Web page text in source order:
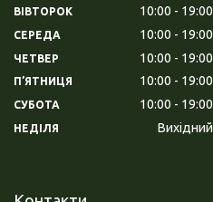
ВІВТОРОК 10:00 19:00
СЕРЕДА 10:00 19:00
ЧЕТВЕР 10:00 19:00
ПʼЯТНИЦЯ 10:00 19:00
СУБОТА 10:00 19:00
НЕДІЛЯ Вихідний